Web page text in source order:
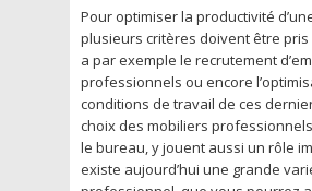
Pour optimiser la productivité
plusieurs critères doivent être pris
a par exemple le recrutement
professionnels ou encore
conditions de travail de ces
choix des mobiliers
le bureau, y jouent aussi un rôle
existe aujourd’hui une grande